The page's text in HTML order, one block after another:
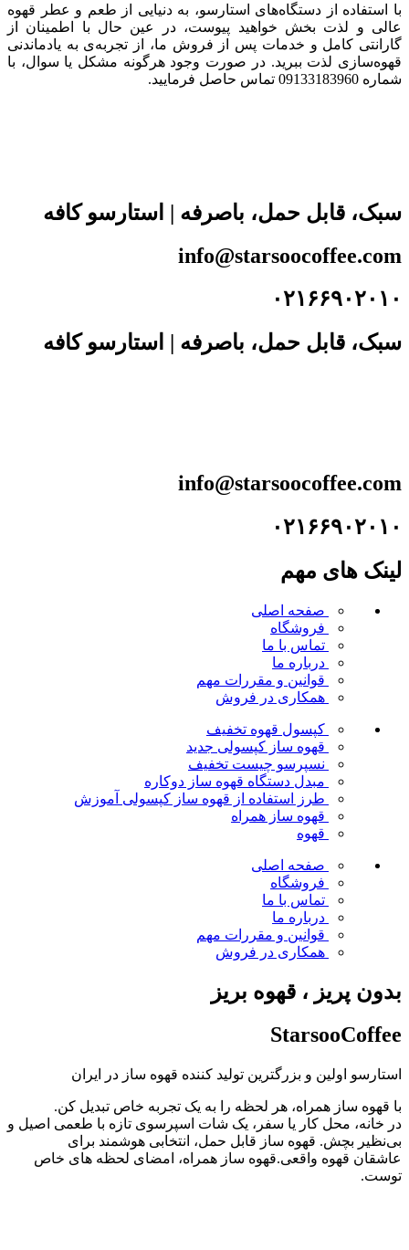
با استفاده از دستگاه‌های استارسو، به دنیایی از طعم و عطر قهوه
عالی و لذت بخش خواهید پیوست، در عین حال با اطمینان از
گارانتی کامل و خدمات پس از فروش ما، از تجربه‌ی به یادماندنی
قهوه‌سازی لذت ببرید. در صورت وجود هرگونه مشکل یا سوال، با
شماره 09133183960 تماس حاصل فرمایید.
سبک، قابل حمل، باصرفه | استارسو کافه
info@starsoocoffee.com
۰۲۱۶۶۹۰۲۰۱۰
سبک، قابل حمل، باصرفه | استارسو کافه
info@starsoocoffee.com
۰۲۱۶۶۹۰۲۰۱۰
لینک های مهم
صفحه اصلی
فروشگاه
تماس با ما
درباره ما
قوانین و مقررات مهم
همکاری در فروش
کپسول قهوه تخفیف
قهوه ساز کپسولی جدید
نسپرسو چیست تخفیف
مبدل دستگاه قهوه ساز دوکاره
طرز استفاده از قهوه ساز کپسولی آموزش
قهوه ساز همراه
قهوه
صفحه اصلی
فروشگاه
تماس با ما
درباره ما
قوانین و مقررات مهم
همکاری در فروش
بدون پریز ، قهوه بریز
StarsooCoffee
استارسو اولین و بزرگترین تولید کننده قهوه ساز در ایران
با قهوه ساز همراه، هر لحظه را به یک تجربه خاص تبدیل کن.
در خانه، محل کار یا سفر، یک شات اسپرسوی تازه با طعمی اصیل و
بی‌نظیر بچش. قهوه ساز قابل حمل، انتخابی هوشمند برای
عاشقان قهوه واقعی.قهوه ساز همراه، امضای لحظه های خاص
توست.